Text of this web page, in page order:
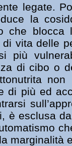
legate.
la
che blocca
vita delle
più
di cibo o
non
di più ed
è esclusa
marginalità